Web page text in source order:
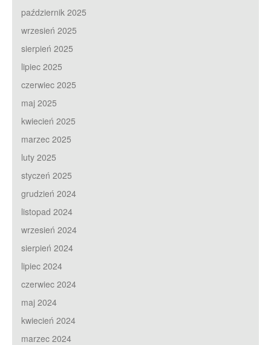
październik 2025
wrzesień 2025
sierpień 2025
lipiec 2025
czerwiec 2025
maj 2025
kwiecień 2025
marzec 2025
luty 2025
styczeń 2025
grudzień 2024
listopad 2024
wrzesień 2024
sierpień 2024
lipiec 2024
czerwiec 2024
maj 2024
kwiecień 2024
marzec 2024